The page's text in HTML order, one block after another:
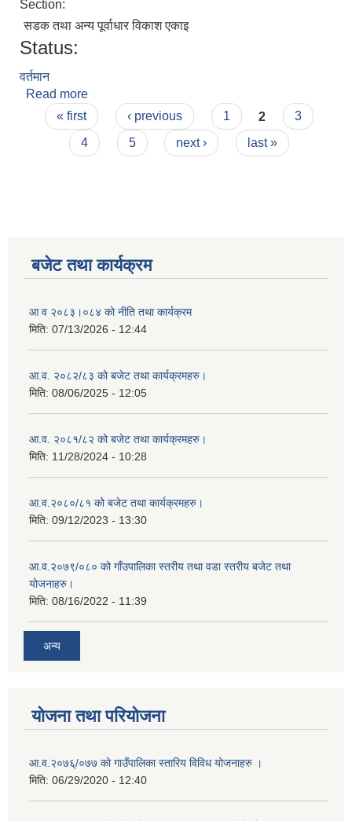
Section:
सडक तथा अन्य पूर्वाधार विकाश एकाइ
Status:
वर्तमान
Read more
Pages
« first ‹ previous 1 2
3
4
5 next › last »
बजेट तथा कार्यक्रम
आ व २०८३।०८४ को नीति तथा कार्यक्रम
मिति: 07/13/2026 - 12:44
आ.व. २०८२/८३ को बजेट तथा कार्यक्रमहरु।
मिति: 08/06/2025 - 12:05
आ.व. २०८१/८२ को बजेट तथा कार्यक्रमहरु।
मिति: 11/28/2024 - 10:28
आ.व.२०८०/८१ को बजेट तथा कार्यक्रमहरु।
मिति: 09/12/2023 - 13:30
आ.व.२०७९/०८० को गाँउपालिका स्तरीय तथा वडा स्तरीय बजेट तथा
योजनाहरु।
मिति: 08/16/2022 - 11:39
अन्य
योजना तथा परियोजना
आ.व.२०७६्/०७७ को गाउँपालिका स्तारिय विविध योजनाहरु ।
मिति: 06/29/2020 - 12:40